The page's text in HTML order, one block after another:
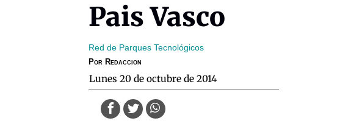
Pais Vasco
Red de Parques Tecnológicos
Por Redaccion
lunes 20 de octubre de 2014